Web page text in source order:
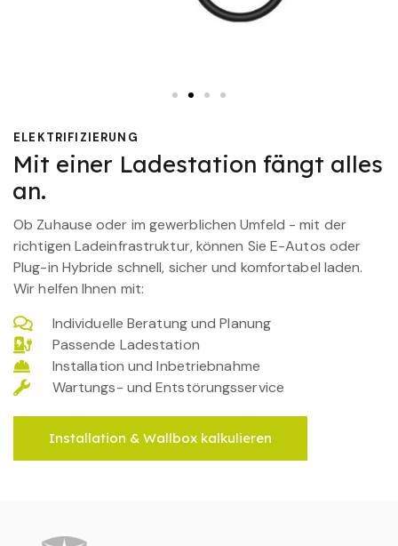
ELEKTRIFIZIERUNG
Mit einer Ladestation fängt alles
an.
Ob Zuhause oder im gewerblichen Umfeld - mit der
richtigen Ladeinfrastruktur, können Sie E-Autos oder
Plug-in Hybride schnell, sicher und komfortabel laden.
Wir helfen Ihnen mit:
Individuelle Beratung und Planung
Passende Ladestation
Installation und Inbetriebnahme
Wartungs- und Entstörungsservice
Installation & Wallbox kalkulieren